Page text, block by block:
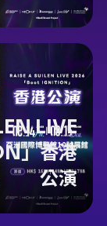
LIVE
」香港
公演